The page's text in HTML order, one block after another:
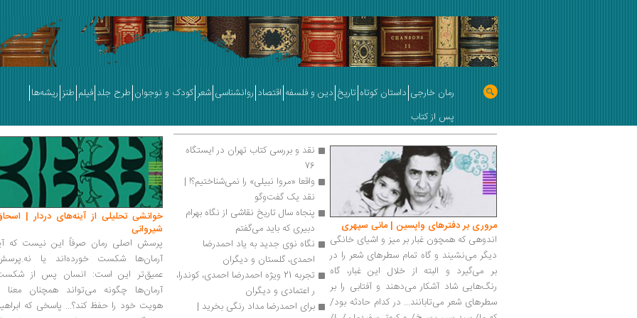
رمان خارجی داستان کوتاه تاریخ دین و فلسفه اقتصاد روانشناسی شعر کودک و نوجوان طرح جلد فیلم طنز ریشه‌ها
پس از کتاب
مروری بر دفتر‌های واپسین | مانی سپهری
اندوهی که همچون غبار بر میز و اشیای خانگی
دیگر می‌نشیند و گاه تمام سطرهای شعر را در
بر می‌گیرد و البته از خلال این غبار، گاه
رنگ‌هایی شاد آشکار می‌دهند و آفتابی را بر
سطرهای شعر می‌تابانند... در کدام حادثه بود/
76
نقد یک گفت‌وگو
دبیری که باید می‌گفتم
احمدی، گلستان و دیگران
ر اعتمادی و دیگران
خوانشی تحلیلی از آینه‌های دردار |
شیروانی
پرسش اصلی رمان صرفاً این نیست که
آرمان‌ها شکست خورده‌اند یا
عمیق‌تر این است: انسان پس از
آرمان‌ها چگونه می‌تواند همچنان معنا
هویت خود را حفظ کند؟... پاسخی که